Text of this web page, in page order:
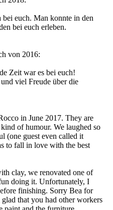
bei euch. Man konnte in den
bei euch erleben.
von 2016:
Zeit war es bei euch!
viel Freude über die
in June 2017. They are
of humour. We laughed so
(one guest even called it
to fall in love with the best
clay, we renovated one of
doing it. Unfortunately, I
finishing. Sorry Bea for
that you had other workers